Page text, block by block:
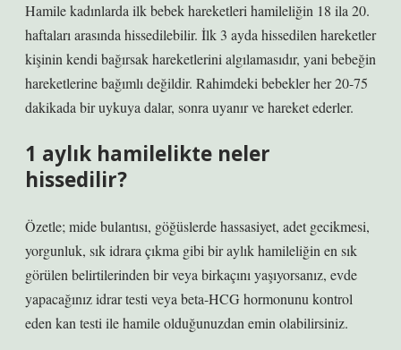
Hamile kadınlarda ilk bebek hareketleri hamileliğin 18 ila 20.
haftaları arasında hissedilebilir. İlk 3 ayda hissedilen hareketler
kişinin kendi bağırsak hareketlerini algılamasıdır, yani bebeğin
hareketlerine bağımlı değildir. Rahimdeki bebekler her 20-75
dakikada bir uykuya dalar, sonra uyanır ve hareket ederler.
1 aylık hamilelikte neler
hissedilir?
Özetle; mide bulantısı, göğüslerde hassasiyet, adet gecikmesi,
yorgunluk, sık idrara çıkma gibi bir aylık hamileliğin en sık
görülen belirtilerinden bir veya birkaçını yaşıyorsanız, evde
yapacağınız idrar testi veya beta-HCG hormonunu kontrol
eden kan testi ile hamile olduğunuzdan emin olabilirsiniz.